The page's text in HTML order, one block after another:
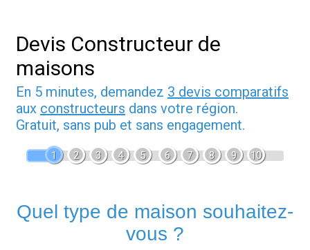
Devis Constructeur de
maisons
En 5 minutes, demandez 3 devis comparatifs
aux constructeurs dans votre région.
Gratuit, sans pub et sans engagement.
1 2 3 4 5 6 7 8 9 10
Quel type de maison souhaitez-
vous ?